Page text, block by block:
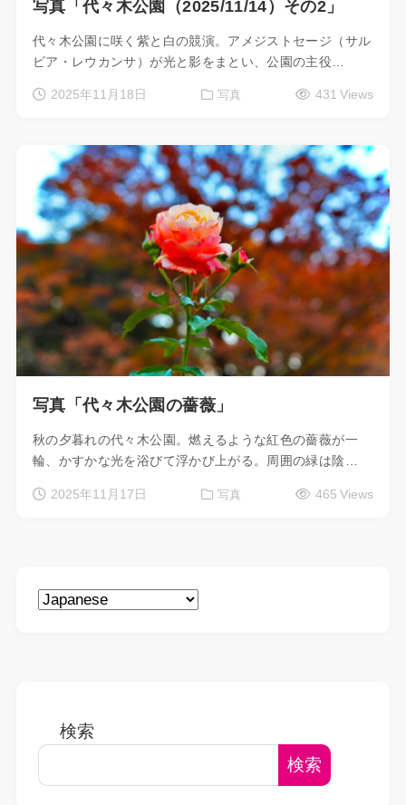
写真「代々木公園（2025/11/14）その2」
代々木公園に咲く紫と白の競演。アメジストセージ（サル
ビア・レウカンサ）が光と影をまとい、公園の主役…
2025年11月18日 写真 431 Views
写真「代々木公園の薔薇」
秋の夕暮れの代々木公園。燃えるような紅色の薔薇が一
輪、かすかな光を浴びて浮かび上がる。周囲の緑は陰…
2025年11月17日 写真 465 Views
検索
検索